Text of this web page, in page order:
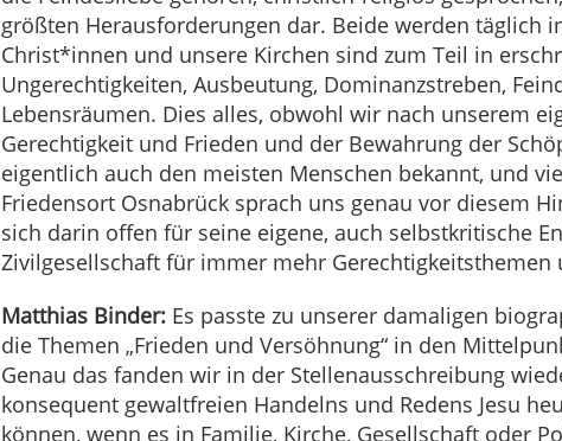
größten Herausforderungen dar. Beide werden täglich
Christ*innen und unsere Kirchen sind zum Teil in
Ungerechtigkeiten, Ausbeutung, Dominanzstreben,
Lebensräumen. Dies alles, obwohl wir nach unserem
Gerechtigkeit und Frieden und der Bewahrung der
eigentlich auch den meisten Menschen bekannt, und
Friedensort Osnabrück sprach uns genau vor diesem
sich darin offen für seine eigene, auch selbstkritische
Zivilgesellschaft für immer mehr
Matthias Binder:Es passte zu unserer damaligen
die Themen „Frieden und Versöhnung“ in den
Genau das fanden wir in der Stellenausschreibung
konsequent gewaltfreien Handelns und Redens Jesu
können, wenn es in Familie, Kirche, Gesellschaft oder